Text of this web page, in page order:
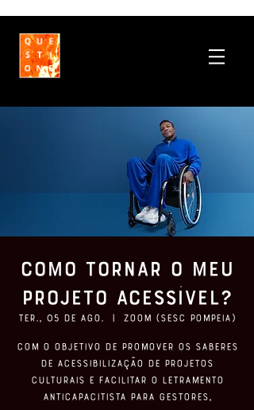
Como Tornar o Meu
Projeto Acessível?
ter., 05 de ago.
  |
ZOOM (SESC Pompeia)
Com o objetivo de promover os saberes
de acessibilização de projetos
culturais e facilitar o letramento
anticapacitista para gestores,